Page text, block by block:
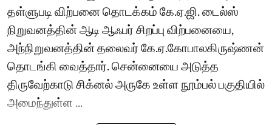
தள்ளுபடி விற்பனை தொடக்கம் கே.ஏ.ஜி. டைல்ஸ்
நிறுவனத்தின் ஆடி ஆஃபர் சிறப்பு விற்பனையை,
அந்நிறுவனத்தின் தலைவர் கே.ஏ.கோபாலகிருஷ்ணன்
தொடங்கி வைத்தார். சென்னையை அடுத்த
திருவேற்காடு சிக்னல் அருகே உள்ள நூம்பல் பகுதியில்
அமைந்துள்ள ...